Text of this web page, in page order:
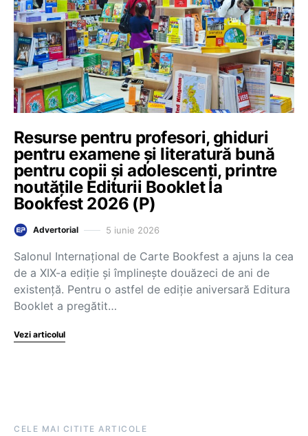
Resurse pentru profesori, ghiduri
pentru examene și literatură bună
pentru copii și adolescenți, printre
noutățile Editurii Booklet la
Bookfest 2026 (P)
Advertorial 5 iunie 2026
Salonul Internațional de Carte Bookfest a ajuns la cea
de a XIX-a ediție și împlinește douăzeci de ani de
existență. Pentru o astfel de ediție aniversară Editura
Booklet a pregătit…
Vezi articolul
CELE MAI CITITE ARTICOLE